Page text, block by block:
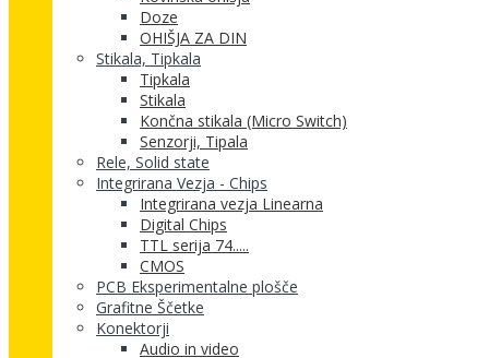
Doze
OHIŠJA ZA DIN
Stikala, Tipkala
Tipkala
Stikala
Končna stikala (Micro Switch)
Senzorji, Tipala
Rele, Solid state
Integrirana Vezja - Chips
Integrirana vezja Linearna
Digital Chips
TTL serija 74.....
CMOS
PCB Eksperimentalne plošče
Grafitne Ščetke
Konektorji
Audio in video